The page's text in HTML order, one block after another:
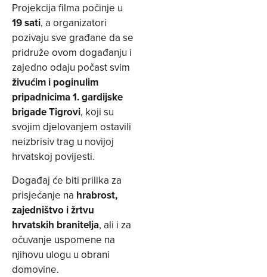
Projekcija filma počinje u
19 sati, a organizatori
pozivaju sve građane da se
pridruže ovom događanju i
zajedno odaju počast svim
živućim i poginulim
pripadnicima 1. gardijske
brigade Tigrovi, koji su
svojim djelovanjem ostavili
neizbrisiv trag u novijoj
hrvatskoj povijesti.
Događaj će biti prilika za
prisjećanje na hrabrost,
zajedništvo i žrtvu
hrvatskih branitelja, ali i za
očuvanje uspomene na
njihovu ulogu u obrani
domovine.